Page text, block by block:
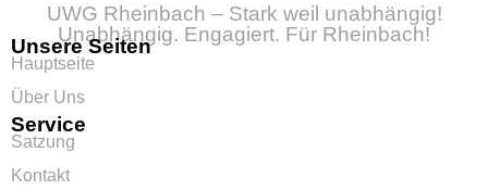
UWG Rheinbach – Stark weil unabhängig!
Unabhängig. Engagiert. Für Rheinbach!
Unsere Seiten
Hauptseite
Über Uns
Service
Satzung
Kontakt